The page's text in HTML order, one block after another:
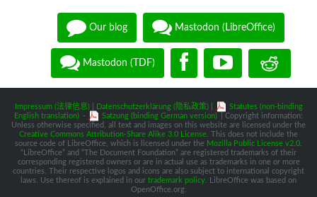
Our blog Mastodon (LibreOffice)
Mastodon (TDF)
Impressum (法律信息)| Datenschutzerklärung (隐私政策)|
Statutes (non-binding
English translation) - Satzung (binding German version)
| Copyright information:
Unless otherwise specified, all text and images on this website are licensed under the
Creative Commons Attribution-Share Alike 3.0 License . This does not include the
source code of LibreOffice, which is licensed under the Mozilla Public License v2.0
“LibreOffice” and “The Document Foundation” are registered trademarks of their
corresponding registered owners or are in actual use as trademarks in one or more
countries. Their respective logos and icons are also subject to international copyright
laws. Use thereof is explained in our trademark policy . LibreOffice was based on
OpenOffice.org.